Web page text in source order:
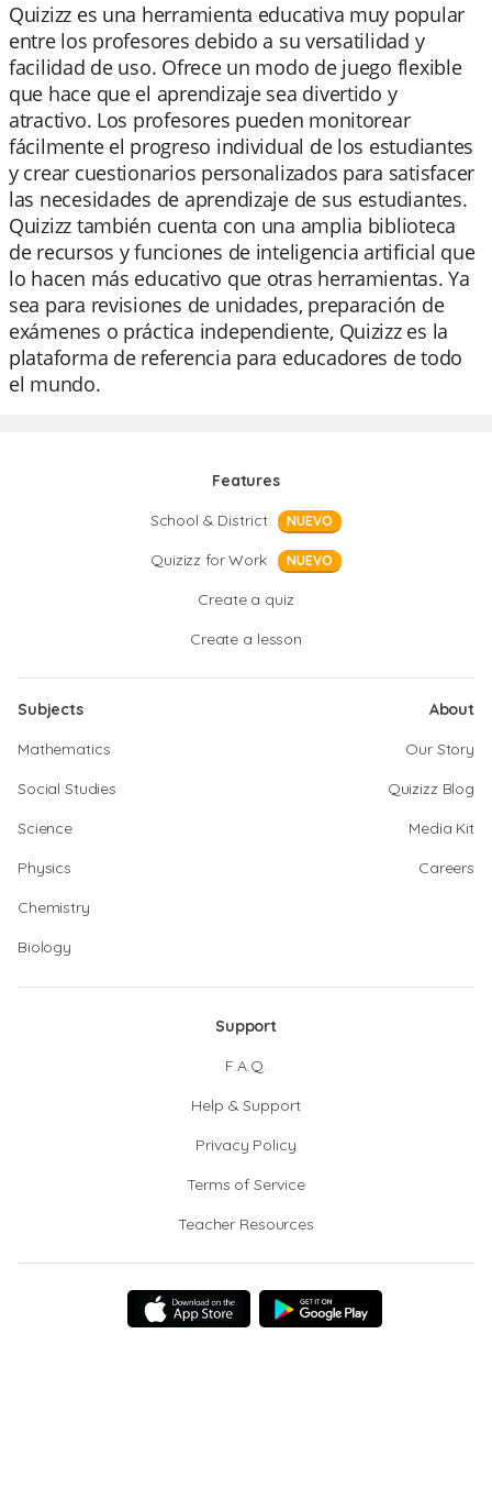
Quizizz es una herramienta educativa muy popular
entre los profesores debido a su versatilidad y
facilidad de uso. Ofrece un modo de juego flexible
que hace que el aprendizaje sea divertido y
atractivo. Los profesores pueden monitorear
fácilmente el progreso individual de los estudiantes
y crear cuestionarios personalizados para satisfacer
las necesidades de aprendizaje de sus estudiantes.
Quizizz también cuenta con una amplia biblioteca
de recursos y funciones de inteligencia artificial que
lo hacen más educativo que otras herramientas. Ya
sea para revisiones de unidades, preparación de
exámenes o práctica independiente, Quizizz es la
plataforma de referencia para educadores de todo
el mundo.
Features
School & District
NUEVO
Quizizz for Work NUEVO
Create a quiz
Create a lesson
Subjects
Mathematics
Social Studies
Science
Physics
Chemistry
Biology
About
Our Story
Quizizz Blog
Media Kit
Careers
Support
F.A.Q.
Help & Support
Privacy Policy
Terms of Service
Teacher Resources